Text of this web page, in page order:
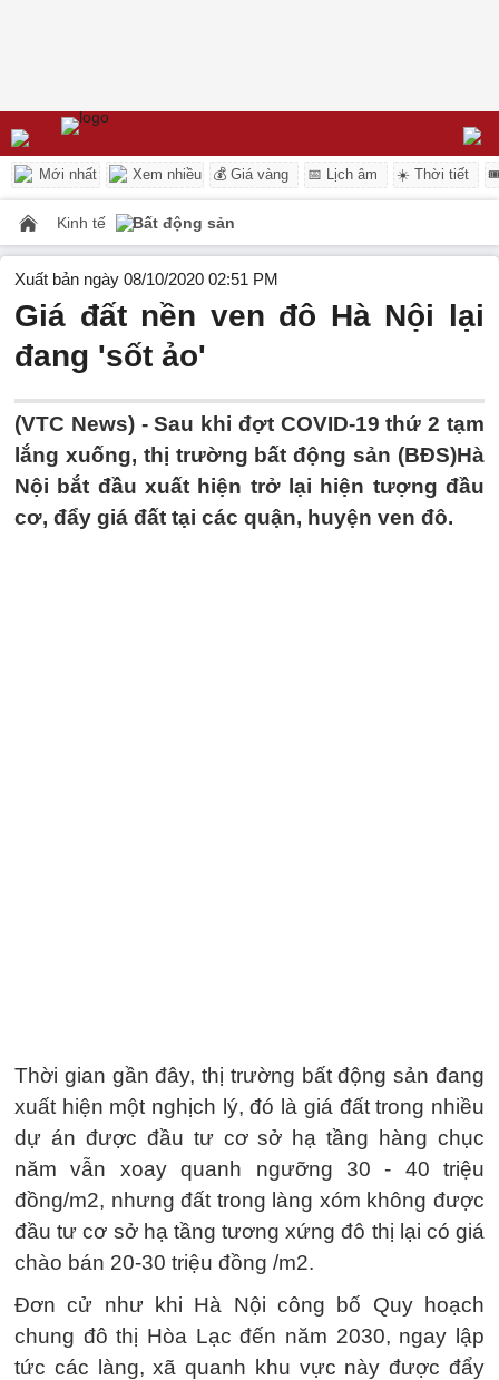
Mới nhất Xem nhiều 💰 Giá vàng 📅 Lịch âm ☀️ Thời tiết
Kinh tế Bất động sản
Xuất bản ngày 08/10/2020 02:51 PM
Giá đất nền ven đô Hà Nội lại
đang 'sốt ảo'
(VTC News) -Sau khi đợt COVID-19 thứ 2 tạm
lắng xuống, thị trường bất động sản (BĐS)Hà
Nội bắt đầu xuất hiện trở lại hiện tượng đầu
cơ, đẩy giá đất tại các quận, huyện ven đô.
Thời gian gần đây, thị trường bất động sản đang
xuất hiện một nghịch lý, đó là giá đất trong nhiều
dự án được đầu tư cơ sở hạ tầng hàng chục
năm vẫn xoay quanh ngưỡng 30 - 40 triệu
đồng/m2, nhưng đất trong làng xóm không được
đầu tư cơ sở hạ tầng tương xứng đô thị lại có giá
chào bán 20-30 triệu đồng /m2.
Đơn cử như khi Hà Nội công bố Quy hoạch
chung đô thị Hòa Lạc đến năm 2030, ngay lập
tức các làng, xã quanh khu vực này được đẩy